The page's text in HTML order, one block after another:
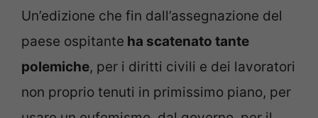
Un’edizione che fin dall’assegnazione del
paese ospitante ha scatenato tante
polemiche, per i diritti civili e dei lavoratori
non proprio tenuti in primissimo piano, per